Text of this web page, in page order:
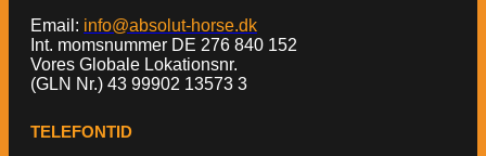
Email: info@absolut-horse.dk
Int. momsnummer DE 276 840 152
Vores Globale Lokationsnr.
(GLN Nr.) 43 99902 13573 3
TELEFONTID